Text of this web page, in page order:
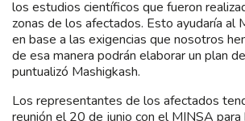
los estudios científicos que fueron
zonas de los afectados. Esto ayudaría al
en base a las exigencias que nosotros
de esa manera podrán elaborar un plan
puntualizó Mashigkash.
Los representantes de los afectados
reunión el 20 de junio con el MINSA para